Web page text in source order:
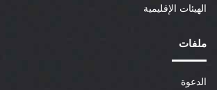
الهيئات الإقليمية
ملفات
الدعوة